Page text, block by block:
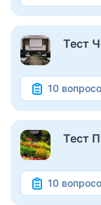
Тест
10
Тест
10